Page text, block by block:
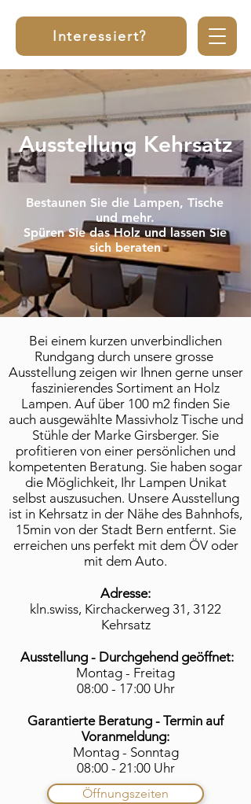
Interessiert?
Ausstellung Kehrsatz
Bestaunen Sie die Lampen, Tische
und mehr.
Spüren Sie das Holz und lassen Sie
sich beraten
Bei einem kurzen unverbindlichen
Rundgang durch unsere grosse
Ausstellung zeigen wir Ihnen gerne unser
faszinierendes Sortiment an Holz
Lampen. Auf über 100 m2 finden Sie
auch ausgewählte Massivholz Tische und
Stühle der Marke Girsberger. Sie
profitieren von einer persönlichen und
kompetenten Beratung. Sie haben sogar
die Möglichkeit, Ihr Lampen Unikat
selbst auszusuchen. Unsere Ausstellung
ist in Kehrsatz in der Nähe des Bahnhofs,
15min von der Stadt Bern entfernt. Sie
erreichen uns perfekt mit dem ÖV oder
mit dem Auto.
Adresse:
kln.swiss, Kirchackerweg 31, 3122
Kehrsatz
Ausstellung - Durchgehend geöffnet:
Montag - Freitag
08:00 - 17:00 Uhr
Garantierte Beratung - Termin auf
Voranmeldung:
Montag - Sonntag
08:00 - 21:00 Uhr
Öffnungszeiten